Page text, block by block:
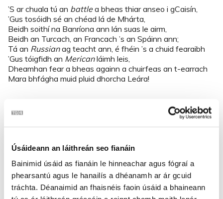
Úsáideann an láithreán seo fianáin
Bainimid úsáid as fianáin le hinneachar agus fógraí a
phearsantú agus le hanailís a dhéanamh ar ár gcuid
tráchta. Déanaimid an fhaisnéis faoin úsáid a bhaineann
’S ar chuala tú an battlea bheas thiar anseo i gCaisín,
’Gus tosóidh sé an chéad lá de Mhárta,
Beidh soithí na Banríona ann lán suas le airm,
Beidh an Turcach, an Francach ’s an Spáinn ann;
Tá an Russianag teacht ann, é fhéin ’s a chuid fearaibh
’Gus tóigfidh an Mericanláimh leis,
Dheamhan fear a bheas againn a chuirfeas an t-earrach
Mara bhfágha muid pluid dhorcha Leára!
Tráthnóna Dé Domhnaigh, chuaigh mise ag siúlóid,
Shiúil mé Ros Muc is Coill Sáile,
Ag goil anoir thar tigh Wallace sea casadh fear feasa
dhom,
Bhain sé trítossas na cartaí,
‘Ná déan ach gabh abhaile go dtí an Doirín Darach
Mar is ann atá pluid dhorcha Leára!’